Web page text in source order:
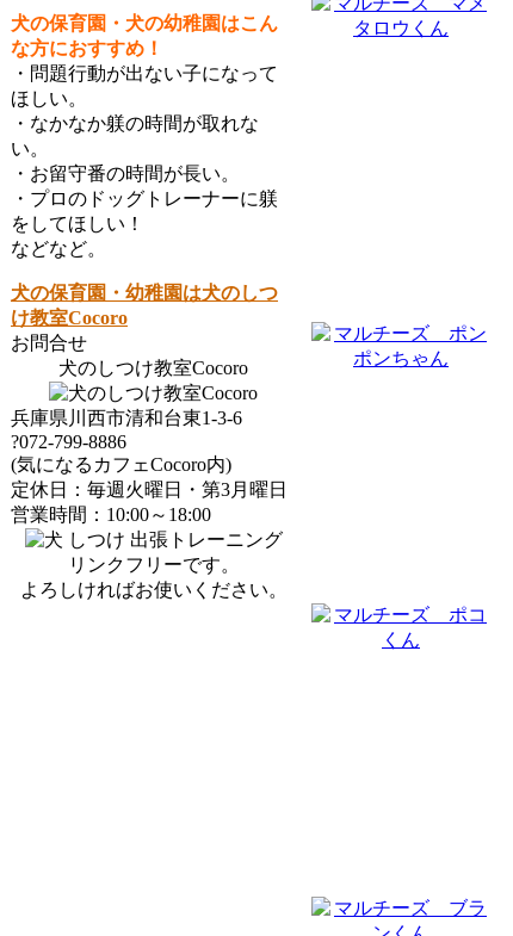
犬の保育園・犬の幼稚園はこん
な方におすすめ！
・問題行動が出ない子になって
ほしい。
・なかなか躾の時間が取れな
い。
・お留守番の時間が長い。
・プロのドッグトレーナーに躾
をしてほしい！
などなど。
犬の保育園・幼稚園は犬のしつ
け教室Cocoro
お問合せ
犬のしつけ教室Cocoro
兵庫県川西市清和台東1-3-6
?072-799-8886
(気になるカフェCocoro内)
定休日：毎週火曜日・第3月曜日
営業時間：10:00～18:00
リンクフリーです。
よろしければお使いください。